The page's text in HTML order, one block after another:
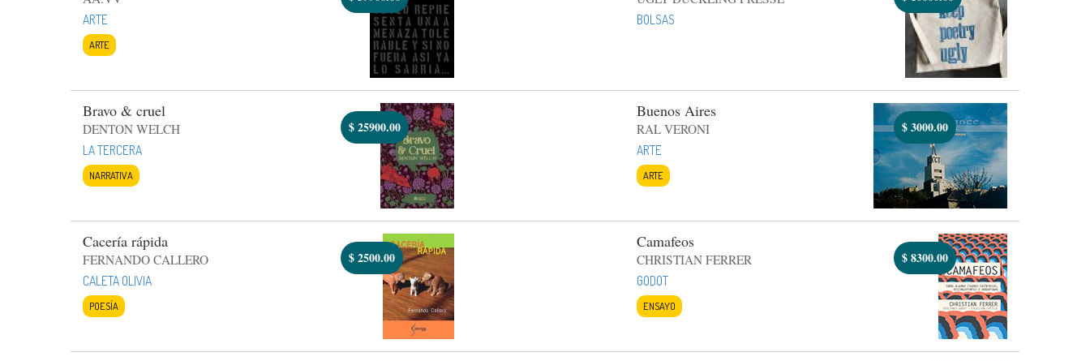
ARTE
ARTE
BOLSAS
Bravo & cruel
DENTON WELCH
LA TERCERA
NARRATIVA
$25900.00
Buenos Aires
RAL VERONI
ARTE
ARTE
$3000.00
Cacería rápida
FERNANDO CALLERO
CALETA OLIVIA
POESÍA
$2500.00
Camafeos
CHRISTIAN FERRER
GODOT
ENSAYO
$8300.00